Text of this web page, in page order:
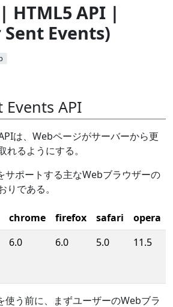
HTML5 API |
Sent Events)
Events API
は、Webページがサーバーから更
るようにする。
サポートする主なWebブラウザーの
である。
chrome firefox safari
opera
6.0 6.0 5.0 11.5
う前に、まずユーザーのWebブラ